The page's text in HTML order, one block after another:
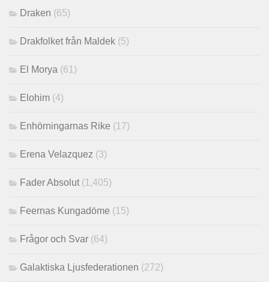
Draken (65)
Drakfolket från Maldek (5)
El Morya (61)
Elohim (4)
Enhörningarnas Rike (17)
Erena Velazquez (3)
Fader Absolut (1,405)
Feernas Kungadöme (15)
Frågor och Svar (64)
Galaktiska Ljusfederationen (272)